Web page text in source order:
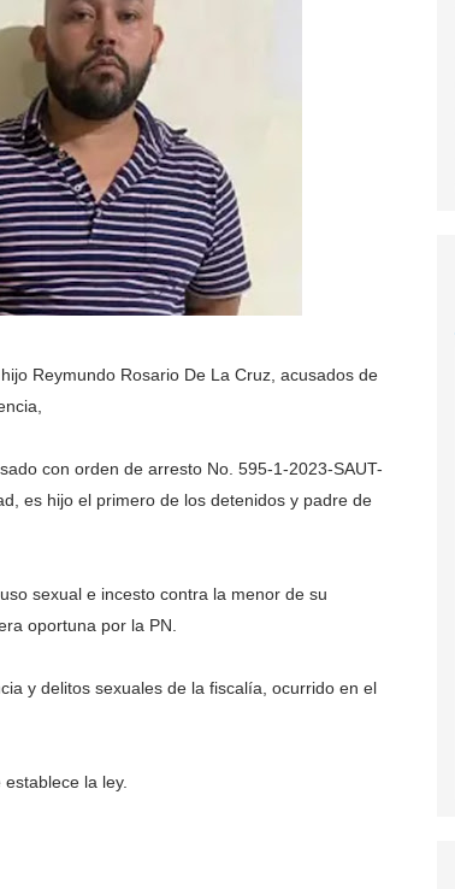
Reymundo Rosario De La Cruz, acusados de
con orden de arresto No. 595-1-2023-SAUT-
es hijo el primero de los detenidos y padre de
sexual e incesto contra la menor de su
oportuna por la PN.
y delitos sexuales de la fiscalía, ocurrido en el
la ley.